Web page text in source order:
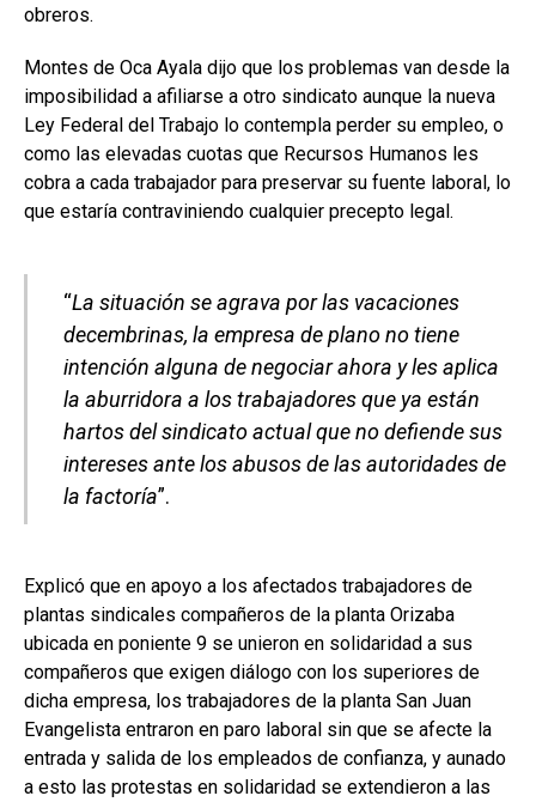
obreros.
Montes de Oca Ayala dijo que los problemas van desde la
imposibilidad a afiliarse a otro sindicato aunque la nueva
Ley Federal del Trabajo lo contempla perder su empleo, o
como las elevadas cuotas que Recursos Humanos les
cobra a cada trabajador para preservar su fuente laboral, lo
que estaría contraviniendo cualquier precepto legal.
“La situación se agrava por las vacaciones
decembrinas, la empresa de plano no tiene
intención alguna de negociar ahora y les aplica
la aburridora a los trabajadores que ya están
hartos del sindicato actual que no defiende sus
intereses ante los abusos de las autoridades de
la factoría”.
Explicó que en apoyo a los afectados trabajadores de
plantas sindicales compañeros de la planta Orizaba
ubicada en poniente 9 se unieron en solidaridad a sus
compañeros que exigen diálogo con los superiores de
dicha empresa, los trabajadores de la planta San Juan
Evangelista entraron en paro laboral sin que se afecte la
entrada y salida de los empleados de confianza, y aunado
a esto las protestas en solidaridad se extendieron a las